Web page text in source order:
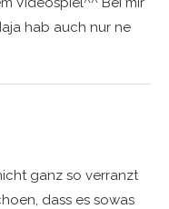
hab auch nur ne
ganz so verranzt
dass es sowas